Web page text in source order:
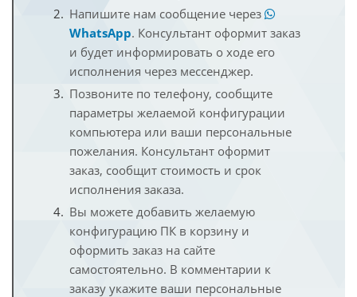
Напишите нам сообщение через
WhatsApp. Консультант оформит заказ
и будет информировать о ходе его
исполнения через мессенджер.
Позвоните по телефону, сообщите
параметры желаемой конфигурации
компьютера или ваши персональные
пожелания. Консультант оформит
заказ, сообщит стоимость и срок
исполнения заказа.
Вы можете добавить желаемую
конфигурацию ПК в корзину и
оформить заказ на сайте
самостоятельно. В комментарии к
заказу укажите ваши персональные